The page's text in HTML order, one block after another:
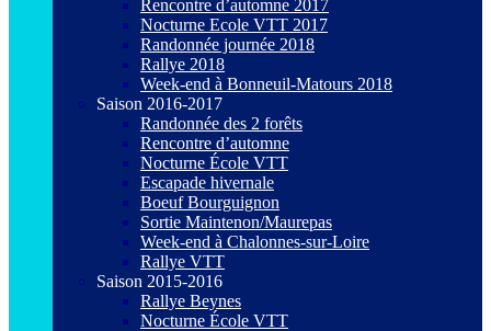
Rencontre d’automne 2017
Nocturne Ecole VTT 2017
Randonnée journée 2018
Rallye 2018
Week-end à Bonneuil-Matours 2018
Saison 2016-2017
Randonnée des 2 forêts
Rencontre d’automne
Nocturne École VTT
Escapade hivernale
Boeuf Bourguignon
Sortie Maintenon/Maurepas
Week-end à Chalonnes-sur-Loire
Rallye VTT
Saison 2015-2016
Rallye Beynes
Nocturne École VTT